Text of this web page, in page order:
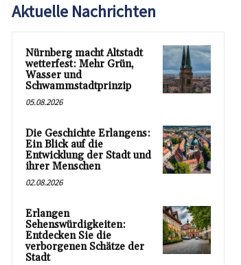
Aktuelle Nachrichten
Nürnberg macht Altstadt
wetterfest: Mehr Grün,
Wasser und
Schwammstadtprinzip
05.08.2026
Die Geschichte Erlangens:
Ein Blick auf die
Entwicklung der Stadt und
ihrer Menschen
02.08.2026
Erlangen
Sehenswürdigkeiten:
Entdecken Sie die
verborgenen Schätze der
Stadt